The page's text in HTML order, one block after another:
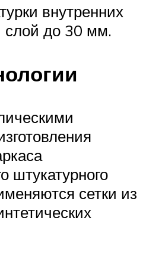
внутренних
слой до 30 мм.
штукатурного
сетки из